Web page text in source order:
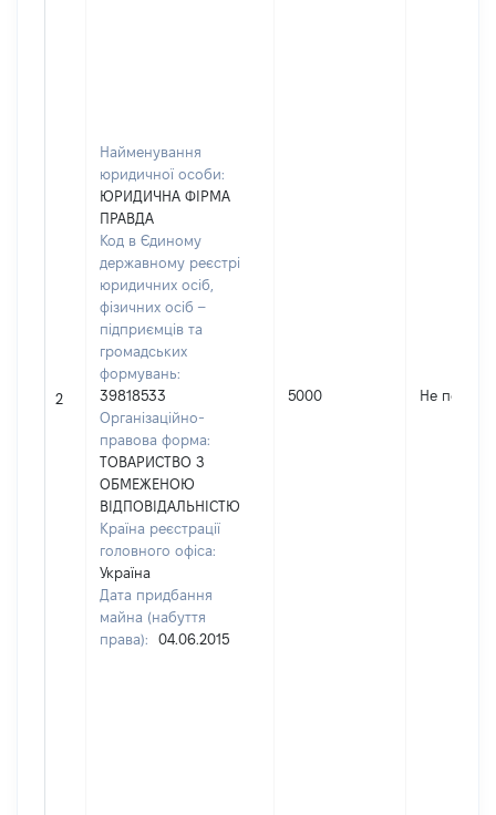
2
Найменування
юридичної особи:
ЮРИДИЧНА ФІРМА
ПРАВДА
Код в Єдиному
державному реєстрі
юридичних осіб,
фізичних осіб –
підприємців та
громадських
формувань:
39818533
Організаційно-
правова форма:
ТОВАРИСТВО З
ОБМЕЖЕНОЮ
ВІДПОВІДАЛЬНІСТЮ
Країна реєстрації
головного офіса:
Україна
Дата придбання
майна (набуття
права):
04.06.2015
5000 Не